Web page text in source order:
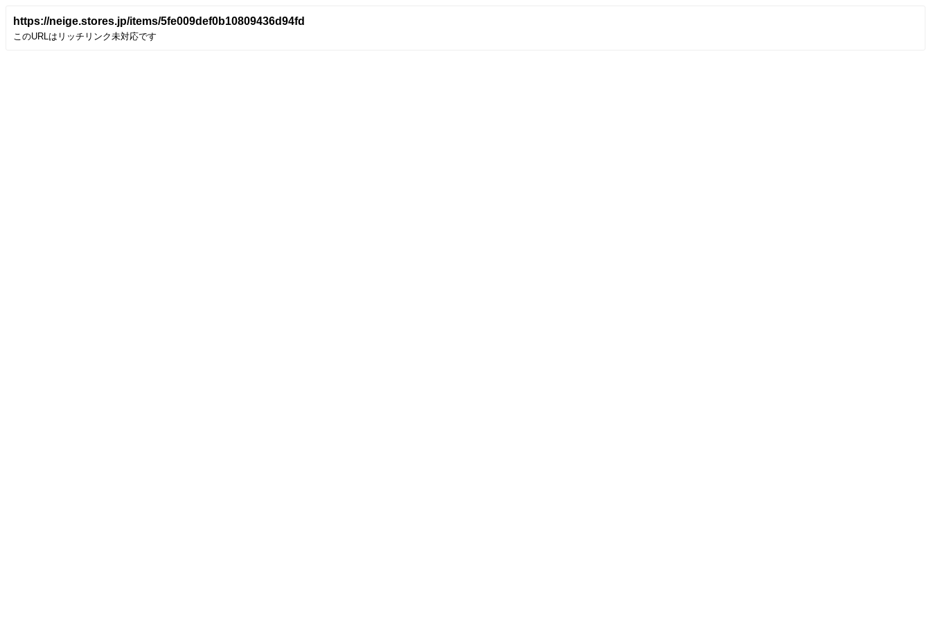
https://neige.stores.jp/items/5fe009def0b10809436d94fd
このURLはリッチリンク未対応です